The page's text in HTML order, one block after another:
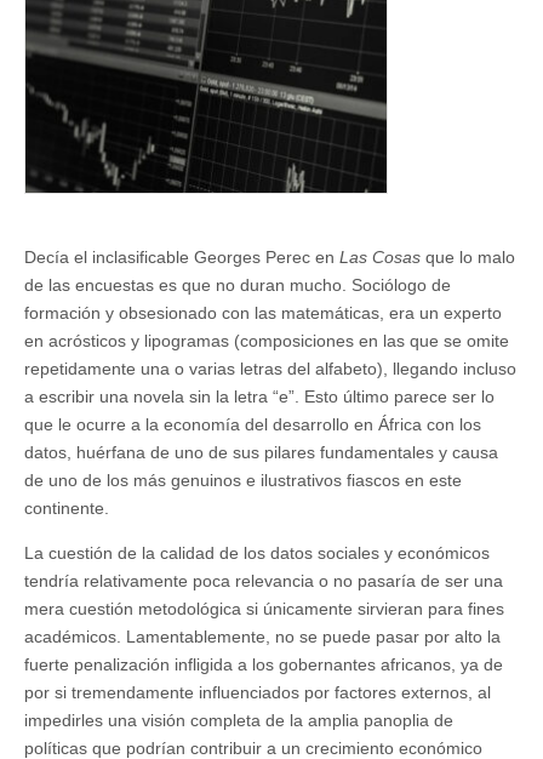
Decía el inclasificable Georges Perec en Las Cosas que lo malo
de las encuestas es que no duran mucho. Sociólogo de
formación y obsesionado con las matemáticas, era un experto
en acrósticos y lipogramas (composiciones en las que se omite
repetidamente una o varias letras del alfabeto), llegando incluso
a escribir una novela sin la letra “e”. Esto último parece ser lo
que le ocurre a la economía del desarrollo en África con los
datos, huérfana de uno de sus pilares fundamentales y causa
de uno de los más genuinos e ilustrativos fiascos en este
continente.
La cuestión de la calidad de los datos sociales y económicos
tendría relativamente poca relevancia o no pasaría de ser una
mera cuestión metodológica si únicamente sirvieran para fines
académicos. Lamentablemente, no se puede pasar por alto la
fuerte penalización infligida a los gobernantes africanos, ya de
por si tremendamente influenciados por factores externos, al
impedirles una visión completa de la amplia panoplia de
políticas que podrían contribuir a un crecimiento económico